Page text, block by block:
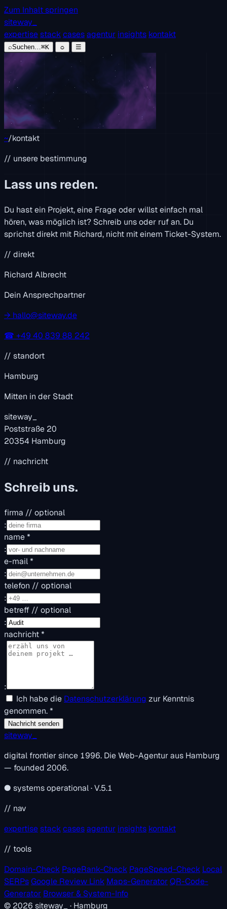
Zum Inhalt springen
siteway
expertisestackcasesagentur insights kontakt
⌕Suchen…⌘K ☼ ☰
~/kontakt
// unsere bestimmung
Lass uns reden.
Du hast ein Projekt, eine Frage oder willst einfach mal
hören, was möglich ist? Schreib uns oder ruf an. Du
sprichst direkt mit Richard, nicht mit einem Ticket-System.
// direkt
Richard Albrecht
Dein Ansprechpartner
→ hallo@siteway.de
☎ +49 40 839 88 242
// standort
Hamburg
Mitten in der Stadt
siteway
Poststraße 20
20354 Hamburg
// nachricht
Schreib uns.
firma // optional
:
name*
:
e-mail*
:
telefon // optional
:
betreff // optional
:
nachricht*
:
Ich habe die Datenschutzerklärung zur Kenntnis
genommen.*
Nachricht senden
siteway
digital frontier since 1996. Die Web-Agentur aus Hamburg
— founded 2006.
● systems operational · V.5.1
// nav
expertisestackcasesagentur insights kontakt
// tools
Domain-Check PageRank-Check PageSpeed-Check Local
SERPsGoogle Review Link Maps-GeneratorQR-Code-
Generator Browser & System-Info
© 2026 siteway · Hamburg